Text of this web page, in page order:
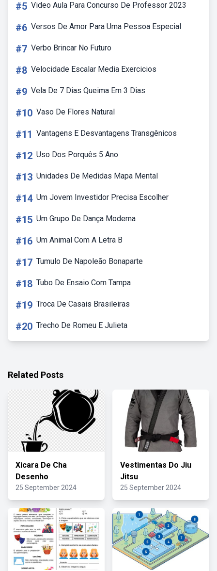
#5 Video Aula Para Concurso De Professor 2023
#6 Versos De Amor Para Uma Pessoa Especial
#7 Verbo Brincar No Futuro
#8 Velocidade Escalar Media Exercicios
#9 Vela De 7 Dias Queima Em 3 Dias
#10 Vaso De Flores Natural
#11 Vantagens E Desvantagens Transgênicos
#12 Uso Dos Porquês 5 Ano
#13 Unidades De Medidas Mapa Mental
#14 Um Jovem Investidor Precisa Escolher
#15 Um Grupo De Dança Moderna
#16 Um Animal Com A Letra B
#17 Tumulo De Napoleão Bonaparte
#18 Tubo De Ensaio Com Tampa
#19 Troca De Casais Brasileiras
#20 Trecho De Romeu E Julieta
Related Posts
Xicara De Cha
Desenho
25 September 2024
Vestimentas Do Jiu
Jitsu
25 September 2024